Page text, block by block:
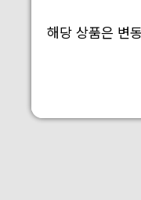
해당 상품은 변